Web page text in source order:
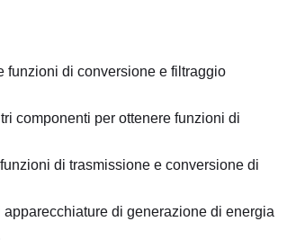
funzioni di conversione e filtraggio
componenti per ottenere funzioni di
di trasmissione e conversione di
di generazione di energia